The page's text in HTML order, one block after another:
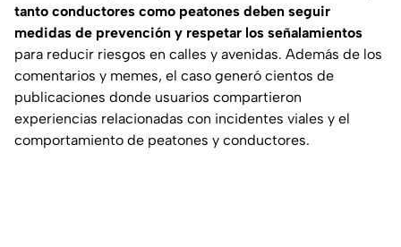
tanto conductores como peatones deben seguir
medidas de prevención y respetar los señalamientos
para reducir riesgos en calles y avenidas. Además de los
comentarios y memes, el caso generó cientos de
publicaciones donde usuarios compartieron
experiencias relacionadas con incidentes viales y el
comportamiento de peatones y conductores.